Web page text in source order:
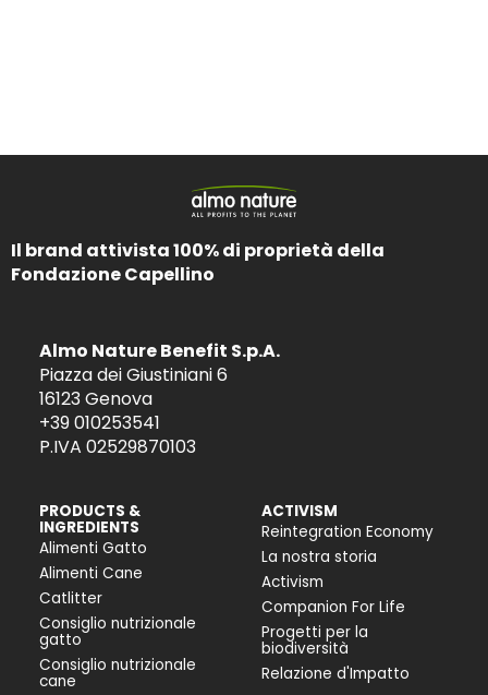
Il brand attivista 100% di proprietà della
Fondazione Capellino
Almo Nature Benefit S.p.A.
Piazza dei Giustiniani 6
16123 Genova
+39 010253541
P.IVA 02529870103
PRODUCTS &
INGREDIENTS
Alimenti Gatto
Alimenti Cane
Catlitter
Consiglio nutrizionale
gatto
Consiglio nutrizionale
cane
ACTIVISM
Reintegration Economy
La nostra storia
Activism
Companion For Life
Progetti per la
biodiversità
Relazione d'Impatto